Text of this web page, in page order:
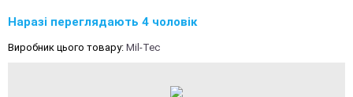
Наразі переглядають 4 чоловік
Виробник цього товару: Mil-Tec